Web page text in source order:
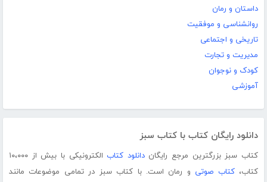
داستان و رمان
روانشناسی و موفقیت
تاریخی و اجتماعی
مدیریت و تجارت
کودک و نوجوان
آموزشی
دانلود رایگان کتاب با کتاب سبز
کتاب سبز بزرگترین مرجع رایگاندانلود کتاب
الکترونیکی با بیش از ۱۰،۰۰۰
کتاب،کتاب صوتی و رمان است. با کتاب سبز در تمامی موضوعات مانند